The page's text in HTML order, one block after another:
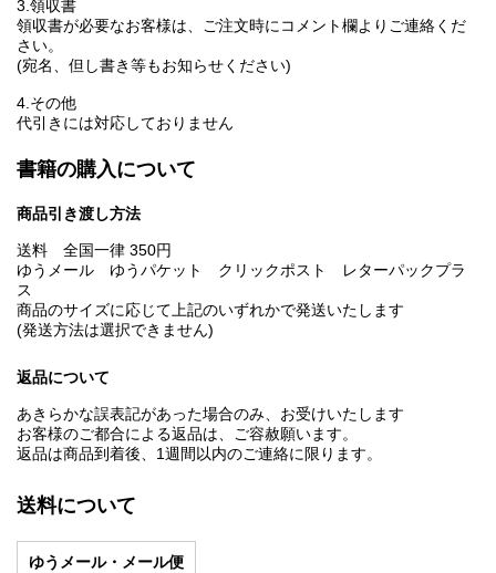
3.領収書
領収書が必要なお客様は、ご注文時にコメント欄よりご連絡くだ
さい。
(宛名、但し書き等もお知らせください)
4.その他
代引きには対応しておりません
書籍の購入について
商品引き渡し方法
送料 全国一律 350円
ゆうメール ゆうパケット クリックポスト レターパックプラ
ス
商品のサイズに応じて上記のいずれかで発送いたします
(発送方法は選択できません)
返品について
あきらかな誤表記があった場合のみ、お受けいたします
お客様のご都合による返品は、ご容赦願います。
返品は商品到着後、1週間以内のご連絡に限ります。
送料について
ゆうメール・メール便